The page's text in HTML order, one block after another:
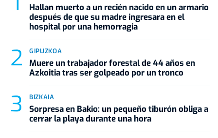
Hallan muerto a un recién nacido en un armario
después de que su madre ingresara en el
hospital por una hemorragia
GIPUZKOA
Muere un trabajador forestal de 44 años en
Azkoitia tras ser golpeado por un tronco
BIZKAIA
Sorpresa en Bakio: un pequeño tiburón obliga a
cerrar la playa durante una hora